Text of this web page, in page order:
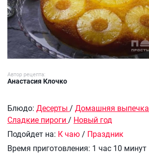
Автор рецепта:
Анастасия Клочко
Блюдо: Десерты / Домашняя выпечка
Сладкие пироги / Новый год
Подойдет на: К чаю/ Праздник
Время приготовления: 1 час 10 минут